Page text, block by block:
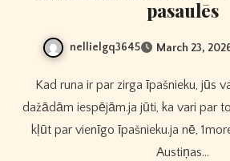
pasaulēs
nellielgq3645 March 23,
Kad runa ir par zirga īpašnieku, jūs varat izvēlēties starp
dažādām iespējām.ja jūti, ka vari par
kļūt par vienīgo īpašnieku.ja nē,
Austiņas…